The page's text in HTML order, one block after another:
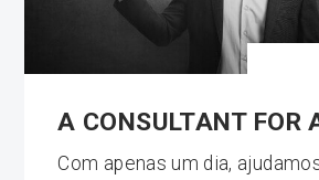
A CONSULTANT FOR
Com apenas um dia,